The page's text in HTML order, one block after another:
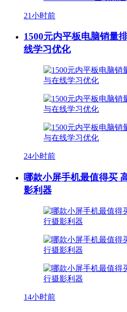
21小时前
1500元内平板电脑销量
线学习优化
24小时前
哪款小屏手机最值得买
影利器
14小时前